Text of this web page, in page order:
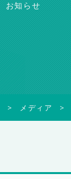
お知らせ
メディア